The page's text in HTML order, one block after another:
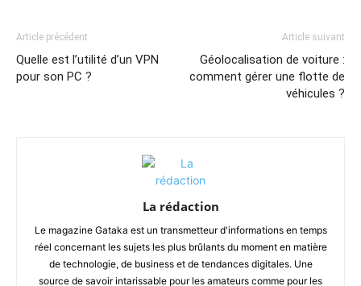
Article précédent
Quelle est l’utilité d’un VPN
pour son PC ?
Article suivant
Géolocalisation de voiture :
comment gérer une flotte de
véhicules ?
La rédaction
Le magazine Gataka est un transmetteur d'informations en temps
réel concernant les sujets les plus brûlants du moment en matière
de technologie, de business et de tendances digitales. Une
source de savoir intarissable pour les amateurs comme pour les